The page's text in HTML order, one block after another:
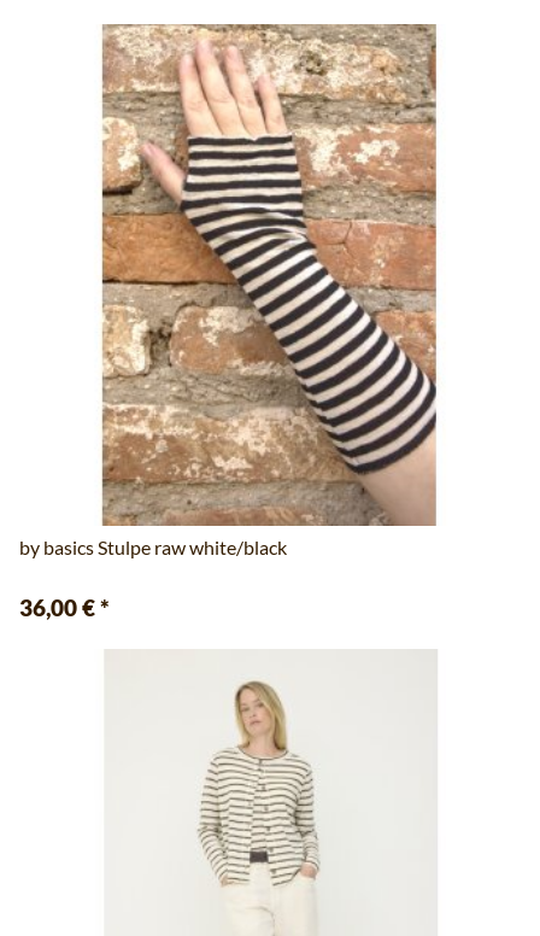
by basics Stulpe raw white/black
36,00 €*